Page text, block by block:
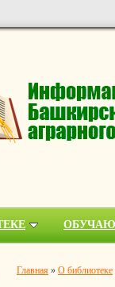
Главная » О библиотеке